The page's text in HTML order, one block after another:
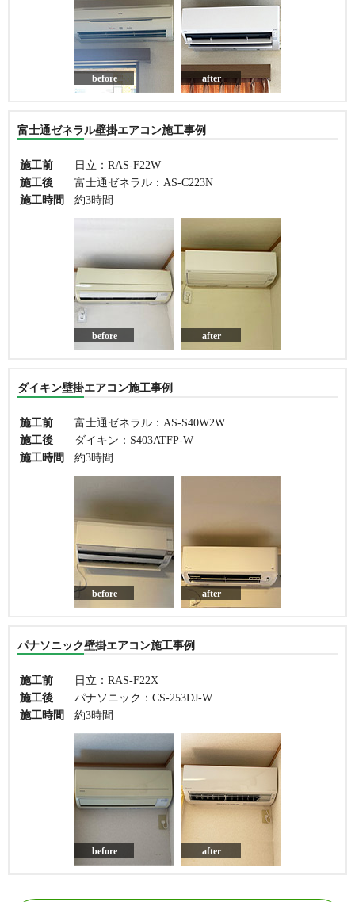
before after
富士通ゼネラル壁掛エアコン施工事例
施工前
日立：RAS-F22W
施工後
富士通ゼネラル：AS-C223N
施工時間
約3時間
before after
ダイキン壁掛エアコン施工事例
施工前
富士通ゼネラル：AS-S40W2W
施工後
ダイキン：S403ATFP-W
施工時間
約3時間
before after
パナソニック壁掛エアコン施工事例
施工前
日立：RAS-F22X
施工後
パナソニック：CS-253DJ-W
施工時間
約3時間
before after